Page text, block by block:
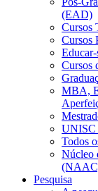
(EAD)
Cursos
Cursos
Educar-
Cursos
MBA,
UNISC
Todos
Núcleo
Pesquisa